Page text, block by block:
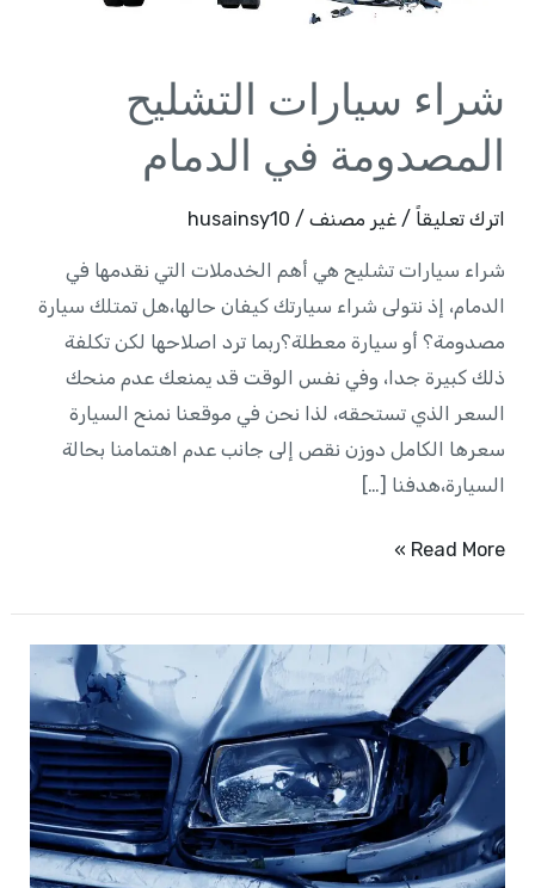
شراء سيارات التشليح
المصدومة في الدمام
اترك تعليقاً /غير مصنف/
husainsy10
شراء سيارات تشليح هي أهم الخدملات التي نقدمها في
الدمام، إذ نتولى شراء سيارتك كيفان حالها،هل تمتلك سيارة
مصدومة؟ أو سيارة معطلة؟ربما ترد اصلاحها لكن تكلفة
ذلك كبيرة جدا، وفي نفس الوقت قد يمنعك عدم منحك
السعر الذي تستحقه، لذا نحن في موقعنا نمنح السيارة
سعرها الكامل دوزن نقص إلى جانب عدم اهتمامنا بحالة
السيارة،هدفنا […]
Read More »
بيع
سيارات
التشليح
بالدمام
العطلانة
والمصدومة